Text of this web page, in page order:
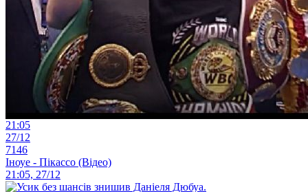
21:05
27/12
7146
Іноуе - Пікассо (Відео)
21:05, 27/12